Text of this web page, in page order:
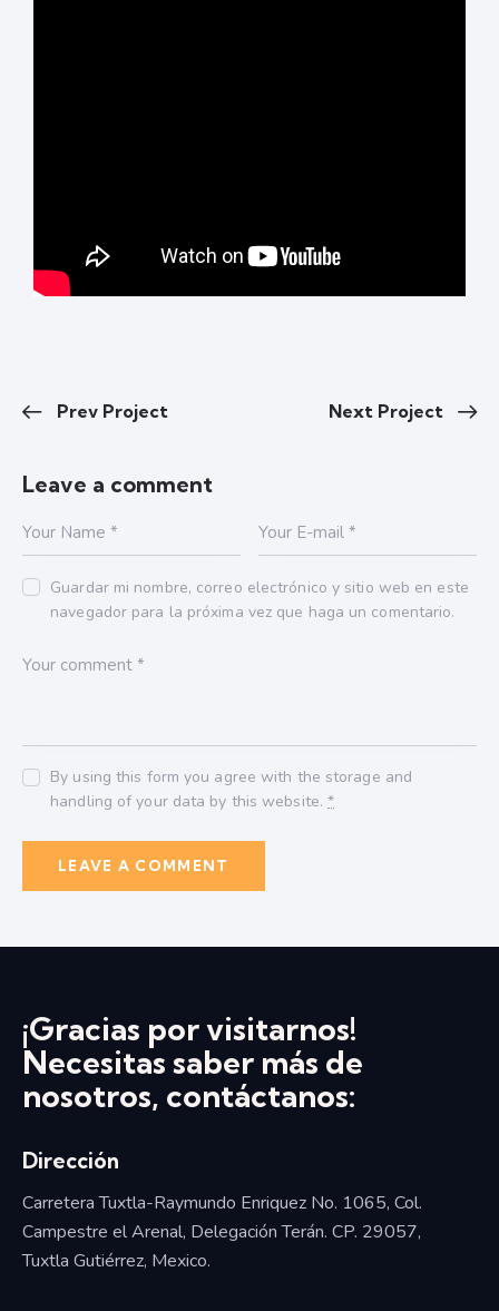
Prev Project Next Project
Leave a comment
Guardar mi nombre, correo electrónico y sitio web en este
navegador para la próxima vez que haga un comentario.
By using this form you agree with the storage and
handling of your data by this website.*
¡Gracias por visitarnos!
Necesitas saber más de
nosotros, contáctanos:
Dirección
Carretera Tuxtla-Raymundo Enriquez No. 1065, Col.
Campestre el Arenal, Delegación Terán. CP. 29057,
Tuxtla Gutiérrez, Mexico.